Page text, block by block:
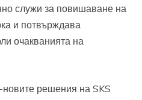
служи за повишаване на
и потвърждава
очакванията на
решения на SKS